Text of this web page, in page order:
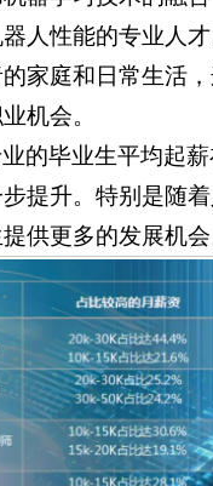
人性能的专业人
家庭和日常生活
机会。
的毕业生平均起
提升。特别是随
供更多的发展机会